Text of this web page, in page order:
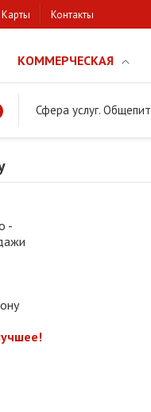
Карты Контакты
КОММЕРЧЕСКАЯ
Сфера услуг. Общепит
-